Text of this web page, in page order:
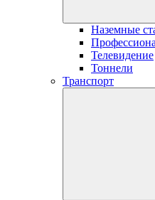
Наземные
Телевидение
Тоннели
Транспорт